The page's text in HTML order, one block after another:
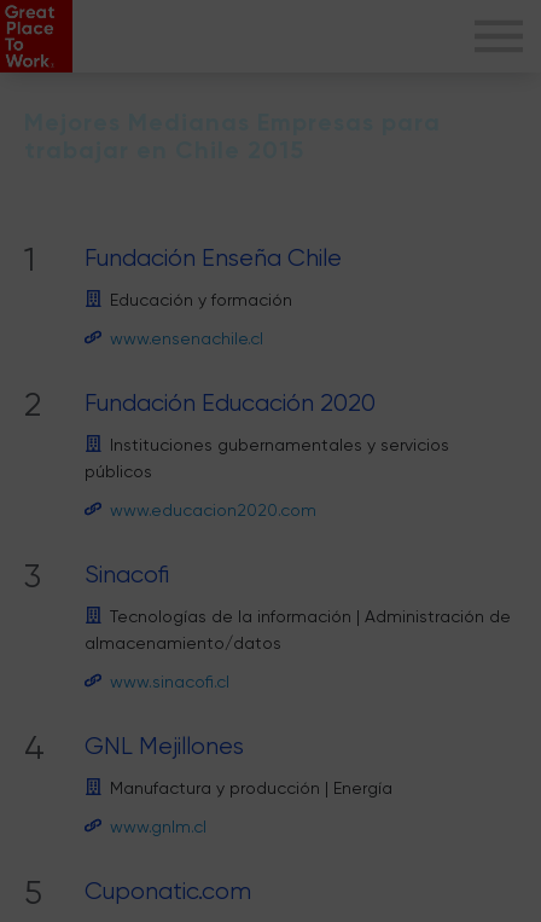
1 Fundación Enseña Chile
Educación y formación
www.ensenachile.cl
2 Fundación Educación 2020
Instituciones gubernamentales y servicios
públicos
www.educacion2020.com
3 Sinacofi
Tecnologías de la información | Administración de
almacenamiento/datos
www.sinacofi.cl
4 GNL Mejillones
Manufactura y producción | Energía
www.gnlm.cl
5 Cuponatic.com